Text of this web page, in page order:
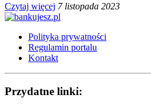
Czytaj więcej 7 listopada 2023
Polityka prywatności
Regulamin portalu
Kontakt
Przydatne linki: